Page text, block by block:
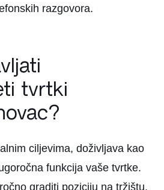
razgovora.
tvrtki
ciljevima, doživljava kao
funkcija vaše tvrtke.
graditi poziciju na tržištu.